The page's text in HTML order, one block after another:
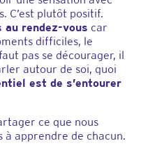
C’est plutôt positif.
au rendez-vous car
difficiles, le
pas se décourager, il
autour de soi, quoi
est de s’entourer
ce que nous
à apprendre de chacun.